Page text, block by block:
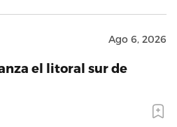
Ago 6, 2026
el litoral sur de